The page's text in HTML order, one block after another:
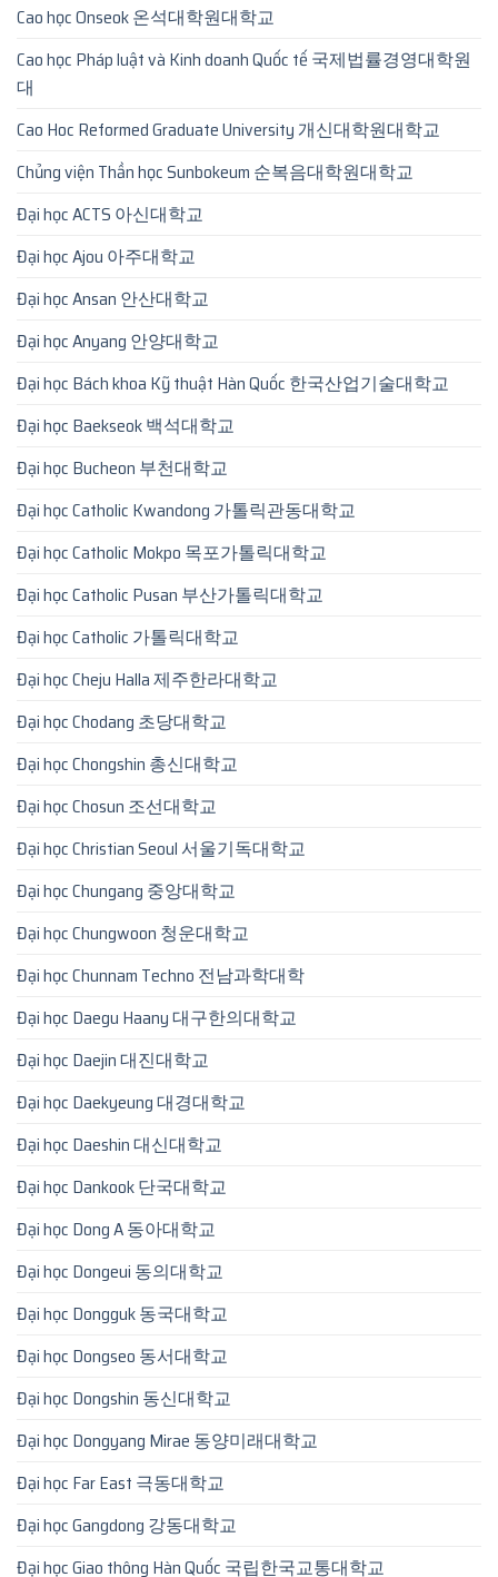
Cao học Onseok 온석대학원대학교
Cao học Pháp luật và Kinh doanh Quốc tế 국제법률경영대학원
대
Cao Hoc Reformed Graduate University 개신대학원대학교
Chủng viện Thần học Sunbokeum 순복음대학원대학교
Đại học ACTS 아신대학교
Đại học Ajou 아주대학교
Đại học Ansan 안산대학교
Đại học Anyang 안양대학교
Đại học Bách khoa Kỹ thuật Hàn Quốc 한국산업기술대학교
Đại học Baekseok 백석대학교
Đại học Bucheon 부천대학교
Đại học Catholic Kwandong 가톨릭관동대학교
Đại học Catholic Mokpo 목포가톨릭대학교
Đại học Catholic Pusan 부산가톨릭대학교
Đại học Catholic 가톨릭대학교
Đại học Cheju Halla 제주한라대학교
Đại học Chodang 초당대학교
Đại học Chongshin 총신대학교
Đại học Chosun 조선대학교
Đại học Christian Seoul 서울기독대학교
Đại học Chungang 중앙대학교
Đại học Chungwoon 청운대학교
Đại học Chunnam Techno 전남과학대학
Đại học Daegu Haany 대구한의대학교
Đại học Daejin 대진대학교
Đại học Daekyeung 대경대학교
Đại học Daeshin 대신대학교
Đại học Dankook 단국대학교
Đại học Dong A 동아대학교
Đại học Dongeui 동의대학교
Đại học Dongguk 동국대학교
Đại học Dongseo 동서대학교
Đại học Dongshin 동신대학교
Đại học Dongyang Mirae 동양미래대학교
Đại học Far East 극동대학교
Đại học Gangdong 강동대학교
Đại học Giao thông Hàn Quốc 국립한국교통대학교